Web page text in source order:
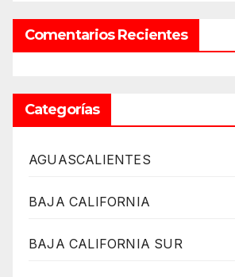
Comentarios Recientes
Categorías
AGUASCALIENTES
BAJA CALIFORNIA
BAJA CALIFORNIA SUR